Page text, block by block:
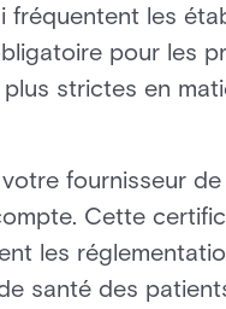
les
pour les
strictes en
fournisseur
Cette
les
santé des